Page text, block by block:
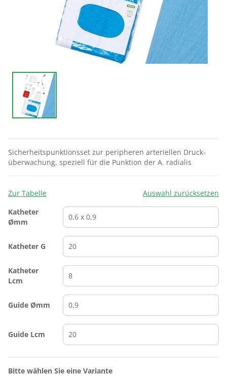
Sicherheitspunktionsset zur peripheren arteriellen Druck­
über­wachung, speziell für die Punktion der A. radialis
Zur Tabelle
Auswahl zurücksetzen
Katheter
Ømm
Katheter G
Katheter
Lcm
Guide Ømm
Guide Lcm
Bitte wählen Sie eine Variante